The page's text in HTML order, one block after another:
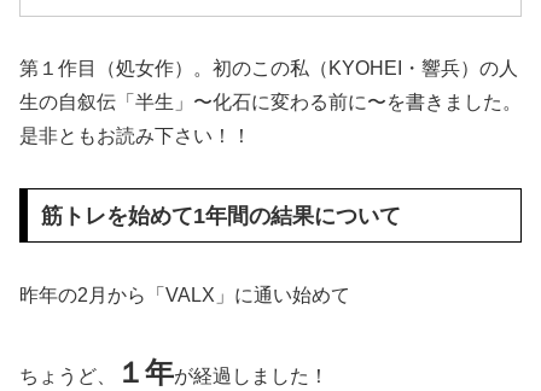
第１作目（処女作）。初のこの私（KYOHEI・響兵）の人
生の自叙伝「半生」〜化石に変わる前に〜を書きました。
是非ともお読み下さい！！
筋トレを始めて1年間の結果について
昨年の2月から「VALX」に通い始めて
ちょうど、 １年が経過しました！